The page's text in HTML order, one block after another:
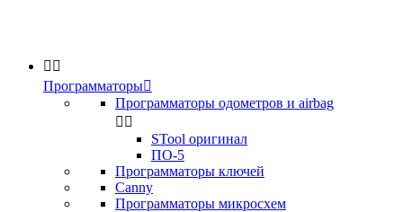
 
Программаторы
Программаторы одометров и airbag
 
STool оригинал
ПО-5
Программаторы ключей
Canny
Программаторы микросхем